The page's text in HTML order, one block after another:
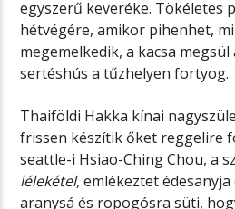
egyszerű keveréke. Tökéletes
hétvégére, amikor pihenhet,
megemelkedik, a kacsa
sertéshús a tűzhelyen fortyog.
Thaiföldi Hakka kínai
frissen készítik őket reggelire
seattle-i Hsiao-Ching Chou, a
lélekétel, emlékeztet
aranysá és ropogósra süti,